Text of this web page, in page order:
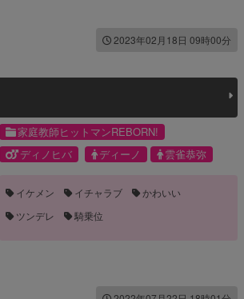
2023年02月18日 09時00分
家庭教師ヒットマンREBORN!
ディノヒバ
ディーノ 雲雀恭弥
イケメン イチャラブ
かわいい
ツンデレ
騎乗位